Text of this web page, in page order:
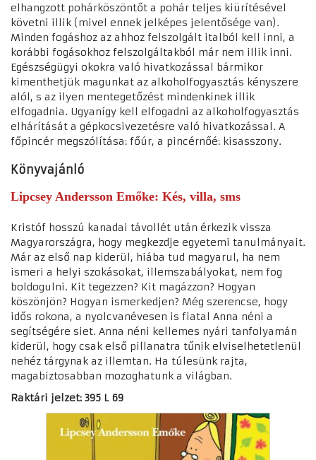
elhangzott pohárköszöntőt a pohár teljes kiürítésével
követni illik (mivel ennek jelképes jelentősége van).
Minden fogáshoz az ahhoz felszolgált italból kell inni, a
korábbi fogásokhoz felszolgáltakból már nem illik inni.
Egészségügyi okokra való hivatkozással bármikor
kimenthetjük magunkat az alkoholfogyasztás kényszere
alól, s az ilyen mentegetőzést mindenkinek illik
elfogadnia. Ugyanígy kell elfogadni az alkoholfogyasztás
elhárítását a gépkocsivezetésre való hivatkozással. A
főpincér megszólítása: főúr, a pincérnőé: kisasszony.
Könyvajánló
Lipcsey Andersson Emőke: Kés, villa, sms
Kristóf hosszú kanadai távollét után érkezik vissza
Magyarországra, hogy megkezdje egyetemi tanulmányait.
Már az első nap kiderül, hiába tud magyarul, ha nem
ismeri a helyi szokásokat, illemszabályokat, nem fog
boldogulni. Kit tegezzen? Kit magázzon? Hogyan
köszönjön? Hogyan ismerkedjen? Még szerencse, hogy
idős rokona, a nyolcvanévesen is fiatal Anna néni a
segítségére siet. Anna néni kellemes nyári tanfolyamán
kiderül, hogy csak első pillanatra tűnik elviselhetetlenül
nehéz tárgynak az illemtan. Ha túlesünk rajta,
magabiztosabban mozoghatunk a világban.
Raktári jelzet: 395 L 69